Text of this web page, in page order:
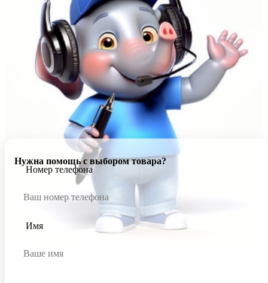
Нужна помощь с выбором товара?
Номер телефона
Имя